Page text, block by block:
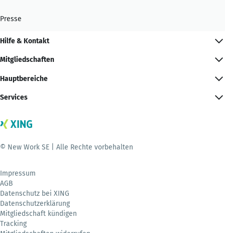
Presse
Hilfe & Kontakt
Mitgliedschaften
Hauptbereiche
Services
© New Work SE | Alle Rechte vorbehalten
Impressum
AGB
Datenschutz bei XING
Datenschutzerklärung
Mitgliedschaft kündigen
Tracking